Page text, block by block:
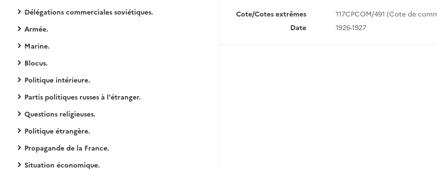
Délégations commerciales soviétiques.
Armée.
Marine.
Blocus.
Politique intérieure.
Partis politiques russes à l'étranger.
Questions religieuses.
Politique étrangère.
Propagande de la France.
Situation économique.
Cote/Cotes extrêmes
117CPCOM/491 (Cote de
Date
1926-1927